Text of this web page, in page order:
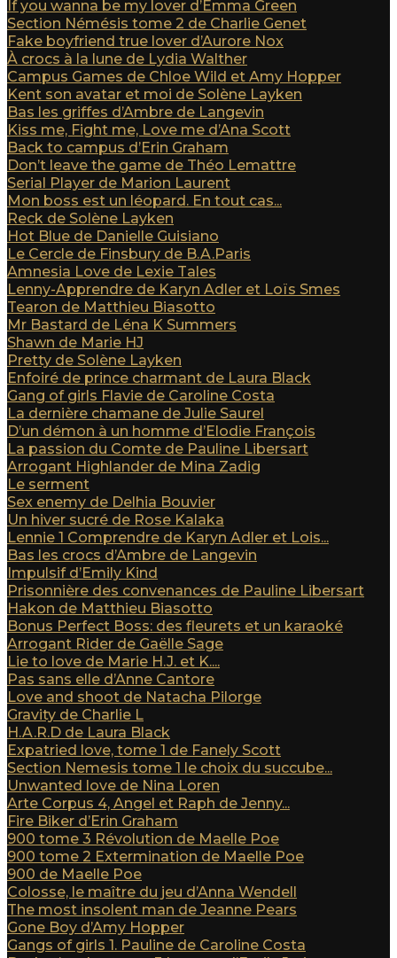
If you wanna be my lover d’Emma Green
Section Némésis tome 2 de Charlie Genet
Fake boyfriend true lover d’Aurore Nox
À crocs à la lune de Lydia Walther
Campus Games de Chloe Wild et Amy Hopper
Kent son avatar et moi de Solène Layken
Bas les griffes d’Ambre de Langevin
Kiss me, Fight me, Love me d’Ana Scott
Back to campus d’Erin Graham
Don’t leave the game de Théo Lemattre
Serial Player de Marion Laurent
Mon boss est un léopard. En tout cas...
Reck de Solène Layken
Hot Blue de Danielle Guisiano
Le Cercle de Finsbury de B.A.Paris
Amnesia Love de Lexie Tales
Lenny-Apprendre de Karyn Adler et Loïs Smes
Tearon de Matthieu Biasotto
Mr Bastard de Léna K Summers
Shawn de Marie HJ
Pretty de Solène Layken
Enfoiré de prince charmant de Laura Black
Gang of girls Flavie de Caroline Costa
La dernière chamane de Julie Saurel
D’un démon à un homme d’Elodie François
La passion du Comte de Pauline Libersart
Arrogant Highlander de Mina Zadig
Le serment
Sex enemy de Delhia Bouvier
Un hiver sucré de Rose Kalaka
Lennie 1 Comprendre de Karyn Adler et Lois...
Bas les crocs d’Ambre de Langevin
Impulsif d’Emily Kind
Prisonnière des convenances de Pauline Libersart
Hakon de Matthieu Biasotto
Bonus Perfect Boss: des fleurets et un karaoké
Arrogant Rider de Gaëlle Sage
Lie to love de Marie H.J. et K....
Pas sans elle d’Anne Cantore
Love and shoot de Natacha Pilorge
Gravity de Charlie L
H.A.R.D de Laura Black
Expatried love, tome 1 de Fanely Scott
Section Nemesis tome 1 le choix du succube...
Unwanted love de Nina Loren
Arte Corpus 4, Angel et Raph de Jenny...
Fire Biker d’Erin Graham
900 tome 3 Révolution de Maelle Poe
900 tome 2 Extermination de Maelle Poe
900 de Maelle Poe
Colosse, le maître du jeu d’Anna Wendell
The most insolent man de Jeanne Pears
Gone Boy d’Amy Hopper
Gangs of girls 1. Pauline de Caroline Costa